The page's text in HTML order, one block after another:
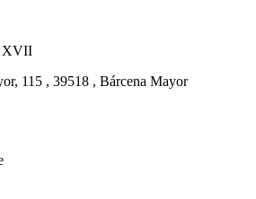
XVII
115 , 39518 , Bárcena Mayor